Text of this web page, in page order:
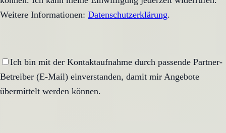
Weitere Informationen: Datenschutzerklärung.
Ich bin mit der Kontaktaufnahme durch passende Partner-
Betreiber (E-Mail) einverstanden, damit mir Angebote
übermittelt werden können.